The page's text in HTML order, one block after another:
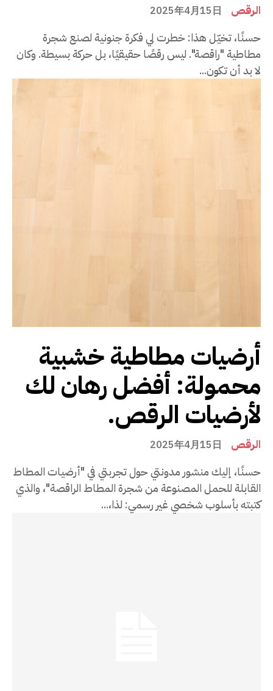
الرقص 2025年4月15日
حسنًا، تخيّل هذا: خطرت لي فكرة جنونية لصنع شجرة
مطاطية "راقصة". ليس رقصًا حقيقيًا، بل حركة بسيطة. وكان
لا بد أن تكون...
أرضيات مطاطية خشبية
محمولة: أفضل رهان لك
لأرضيات الرقص.
الرقص 2025年4月15日
حسنًا، إليك منشور مدونتي حول تجربتي في "أرضيات المطاط
القابلة للحمل المصنوعة من شجرة المطاط الراقصة"، والذي
كتبته بأسلوب شخصي غير رسمي: لذا،...